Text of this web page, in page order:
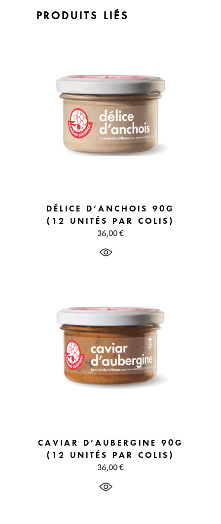
PRODUITS LIÉS
DÉLICE D’ANCHOIS 90G
(12 UNITÉS PAR COLIS)
36,00 €
CAVIAR D’AUBERGINE 90G
(12 UNITÉS PAR COLIS)
36,00 €